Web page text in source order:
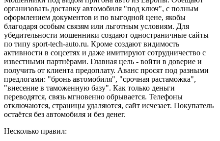
организовать доставку автомобиля "под ключ", с полным
оформлением документов и по выгодной цене, якобы
благодаря особым связям или льготным условиям. Для
убедительности мошенники создают одностраничные сайты
по типу sport-tech-auto.ru. Кроме создают видимость
активности в соцсетях и даже имитируют сотрудничество с
известными партнёрами. Главная цель - войти в доверие и
получить от клиента предоплату. Аванс просят под разными
предлогами: "бронь автомобиля", "срочная растаможка",
"внесение в таможенную базу". Как только деньги
переводятся, связь мгновенно обрывается. Телефоны
отключаются, страницы удаляются, сайт исчезает. Покупатель
остаётся без автомобиля и без денег.
Несколько правил: